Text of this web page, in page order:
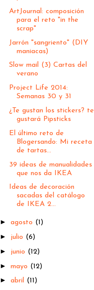
ArtJournal: composición
para el reto "in the
scrap"
Jarrón "sangriento" (DIY
maniacas)
Slow mail (3) Cartas del
verano
Project Life 2014:
Semanas 30 y 31
¿Te gustan los stickers? te
gustará Pipsticks
El último reto de
Blogersando: Mi receta
de tartas...
39 ideas de manualidades
que nos da IKEA
Ideas de decoración
sacadas del catálogo
de IKEA 2...
►agosto (1)
► julio (6)
► junio (12)
►mayo (12)
►abril (11)